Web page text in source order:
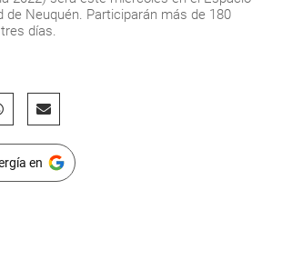
de Neuquén. Participarán más de 180
días.
en